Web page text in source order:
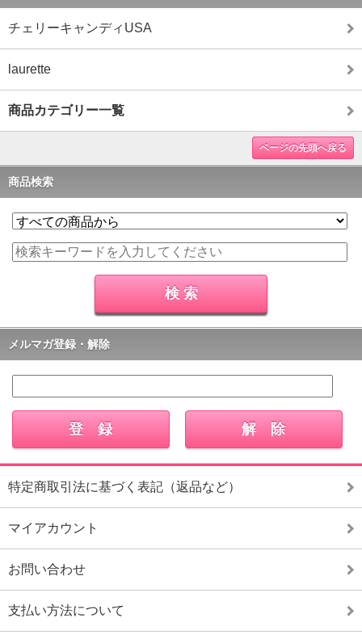
チェリーキャンディUSA
laurette
商品カテゴリー一覧
ページの先頭へ戻る
商品検索
メルマガ登録・解除
特定商取引法に基づく表記（返品など）
マイアカウント
お問い合わせ
支払い方法について